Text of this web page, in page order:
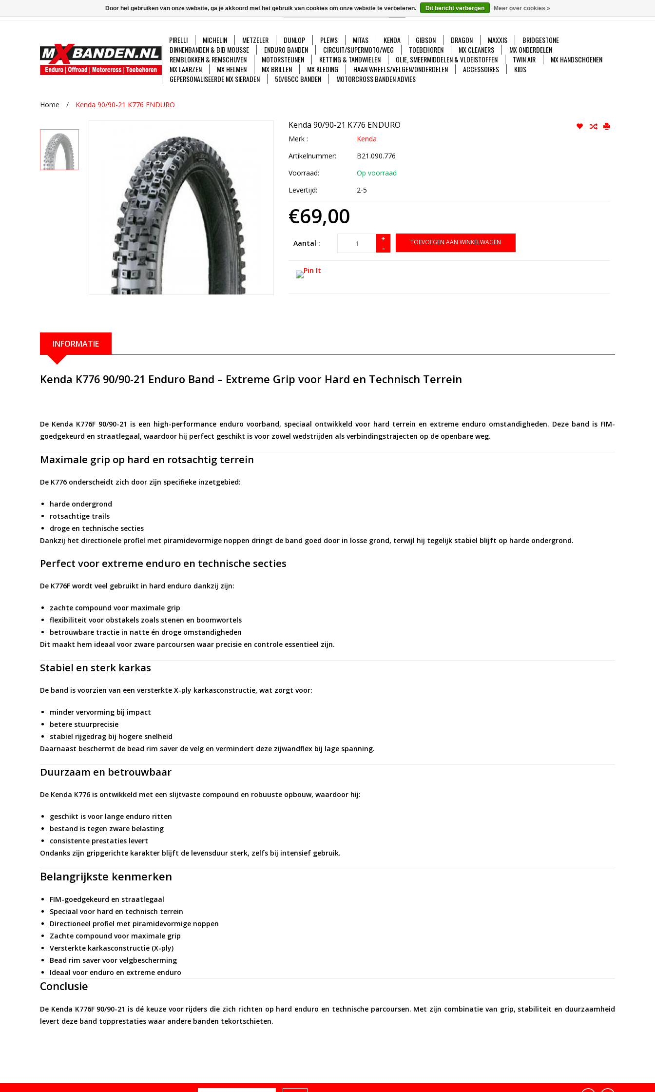
Mijn account / Registreren
Vergelijk
GO
PIRELLI MICHELIN METZELER DUNLOP PLEWS MITAS KENDA GIBSON DRAGON MAXXIS
BRIDGESTONE
BINNENBANDEN & BIB MOUSSE
ENDURO BANDEN CIRCUIT/SUPERMOTO/WEG TOEBEHOREN MX CLEANERS
MX ONDERDELEN
REMBLOKKEN & REMSCHIJVEN
MOTORSTEUNEN KETTING & TANDWIELEN OLIE, SMEERMIDDELEN & VLOEISTOFFEN TWIN AIR
MX HANDSCHOENEN
MX LAARZEN
MX HELMEN MX BRILLEN MX KLEDING HAAN WHEELS/VELGEN/ONDERDELEN ACCESSOIRES
KIDS
GEPERSONALISEERDE MX SIERADEN
50/65CC BANDEN MOTORCROSS BANDEN ADVIES
Home / Kenda 90/90-21 K776 ENDURO
Kenda 90/90-21 K776 ENDURO
Merk :
Kenda
Artikelnummer:
B21.090.776
Voorraad:
Op voorraad
Levertijd:
2-5
€69,00
Aantal :
+
-
TOEVOEGEN AAN WINKELWAGEN
INFORMATIE
Kenda K776 90/90-21 Enduro Band – Extreme Grip voor Hard en Technisch Terrein
De Kenda K776F 90/90-21 is een high-performance enduro voorband, speciaal ontwikkeld voor hard terrein en extreme enduro omstandigheden. Deze band is FIM-
goedgekeurd en straatlegaal, waardoor hij perfect geschikt is voor zowel wedstrijden als verbindingstrajecten op de openbare weg.
Maximale grip op hard en rotsachtig terrein
De K776 onderscheidt zich door zijn specifieke inzetgebied:
harde ondergrond
rotsachtige trails
droge en technische secties
Dankzij het directionele profiel met piramidevormige noppen dringt de band goed door in losse grond, terwijl hij tegelijk stabiel blijft op harde ondergrond.
Perfect voor extreme enduro en technische secties
De K776F wordt veel gebruikt in hard enduro dankzij zijn:
zachte compound voor maximale grip
flexibiliteit voor obstakels zoals stenen en boomwortels
betrouwbare tractie in natte én droge omstandigheden
Dit maakt hem ideaal voor zware parcoursen waar precisie en controle essentieel zijn.
Stabiel en sterk karkas
De band is voorzien van een versterkte X-ply karkasconstructie, wat zorgt voor:
minder vervorming bij impact
betere stuurprecisie
stabiel rijgedrag bij hogere snelheid
Daarnaast beschermt de bead rim saver de velg en vermindert deze zijwandflex bij lage spanning.
Duurzaam en betrouwbaar
De Kenda K776 is ontwikkeld met een slijtvaste compound en robuuste opbouw, waardoor hij:
geschikt is voor lange enduro ritten
bestand is tegen zware belasting
consistente prestaties levert
Ondanks zijn gripgerichte karakter blijft de levensduur sterk, zelfs bij intensief gebruik.
Belangrijkste kenmerken
FIM-goedgekeurd en straatlegaal
Speciaal voor hard en technisch terrein
Directioneel profiel met piramidevormige noppen
Zachte compound voor maximale grip
Versterkte karkasconstructie (X-ply)
Bead rim saver voor velgbescherming
Ideaal voor enduro en extreme enduro
Conclusie
De Kenda K776F 90/90-21 is dé keuze voor rijders die zich richten op hard enduro en technische parcoursen. Met zijn combinatie van grip, stabiliteit en duurzaamheid
levert deze band topprestaties waar andere banden tekortschieten.
Door het gebruiken van onze website, ga je akkoord met het gebruik van cookies om onze website te verbeteren. Dit bericht verbergen Meer over cookies »